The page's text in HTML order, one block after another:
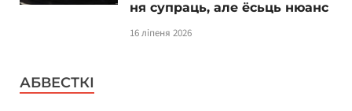
ня супраць, але ёсьць нюанс
16 ліпеня 2026
АБВЕСТКІ